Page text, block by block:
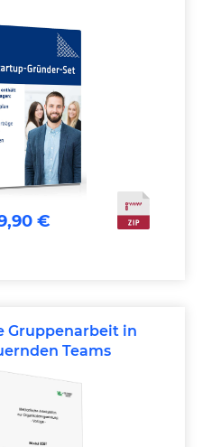
€
Gruppenarbeit in
Teams